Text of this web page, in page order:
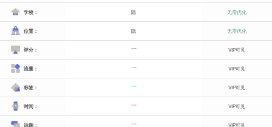
学校： 隐 无需优化
位置： 隐 无需优化
评分： *** VIP可见
流量： *** VIP可见
标签： *** VIP可见
时间： *** VIP可见
话题： *** VIP可见